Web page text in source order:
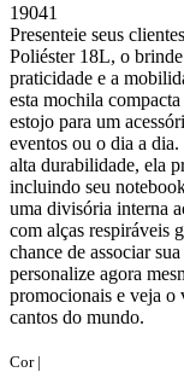
19041
Presenteie seus
Poliéster 18L, o
praticidade e a
esta mochila
estojo para um
eventos ou o dia a
alta durabilidade, ela
incluindo seu
uma divisória interna
com alças respiráveis
chance de associar
personalize agora
promocionais e veja o
cantos do mundo.
Cor |